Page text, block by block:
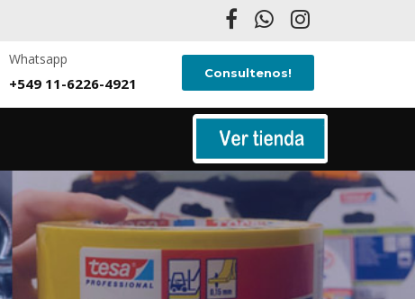
Whatsapp
+549 11-6226-4921
Consultenos!